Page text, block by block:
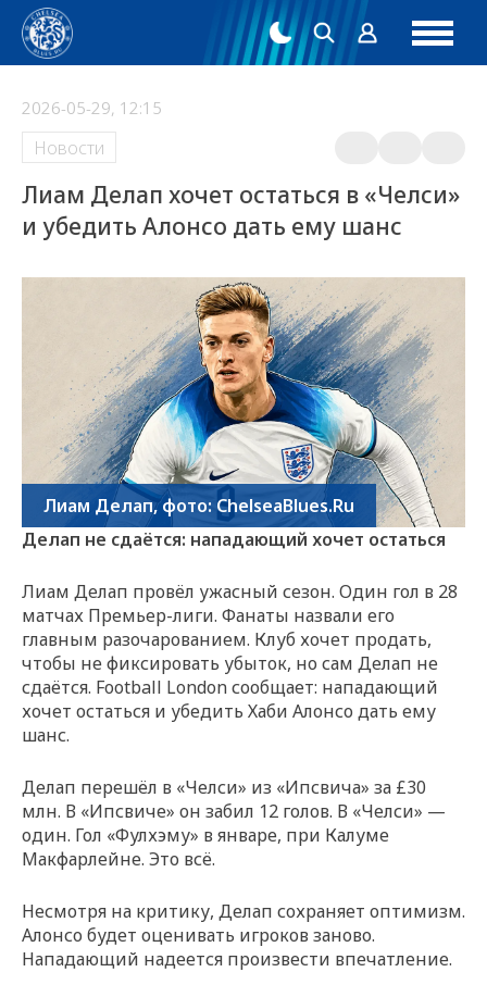
2026-05-29, 12:15
Новости
Лиам Делап хочет остаться в «Челси»
и убедить Алонсо дать ему шанс
Лиам Делап, фото: ChelseaBlues.Ru
Делап не сдаётся: нападающий хочет остаться
Лиам Делап провёл ужасный сезон. Один гол в 28
матчах Премьер-лиги. Фанаты назвали его
главным разочарованием. Клуб хочет продать,
чтобы не фиксировать убыток, но сам Делап не
сдаётся. Football London сообщает: нападающий
хочет остаться и убедить Хаби Алонсо дать ему
шанс.
Делап перешёл в «Челси» из «Ипсвича» за £30
млн. В «Ипсвиче» он забил 12 голов. В «Челси» —
один. Гол «Фулхэму» в январе, при Калуме
Макфарлейне. Это всё.
Несмотря на критику, Делап сохраняет оптимизм.
Алонсо будет оценивать игроков заново.
Нападающий надеется произвести впечатление.